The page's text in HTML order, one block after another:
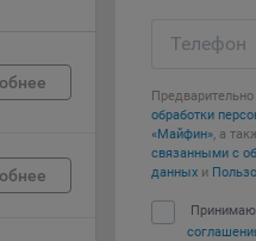
Телефон
обработки
«Майфин», а
связанными с
данных и
Принимаю